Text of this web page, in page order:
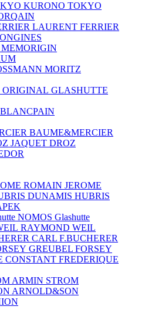
KURONO TOKYO
LAURENT FERRIER
MEMORIGIN
MORITZ
GLASHUTTE
BLANCPAIN
BAUME&MERCIER
JAQUET DROZ
ROMAIN JEROME
DUNAMIS HUBRIS
NOMOS Glashutte
RAYMOND WEIL
CARL F.BUCHERER
GREUBEL FORSEY
FREDERIQUE
ARMIN STROM
ARNOLD&SON